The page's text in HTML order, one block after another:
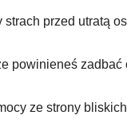
przed utratą
powinieneś zadbać
ze strony